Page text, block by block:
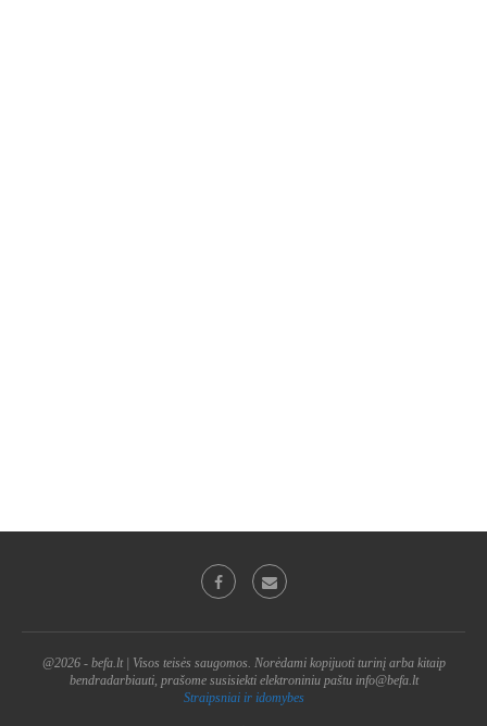
@2026 - befa.lt | Visos teisės saugomos. Norėdami kopijuoti turinį arba kitaip
bendradarbiauti, prašome susisiekti elektroniniu paštu info@befa.lt
Straipsniai ir idomybes